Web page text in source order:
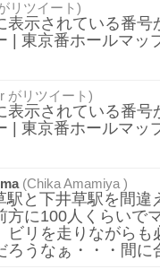
リツイート)
表示されている番
| 東京番ホールマッ
がリツイート)
表示されている番
| 東京番ホールマッ
(Chika Amamiya )
駅と下井草駅を間
方に100人くらいで
ビリを走りながら
ろうなぁ・・・間に